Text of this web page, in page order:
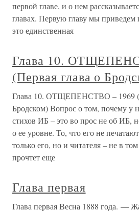
первой главе, и о нем
главах. Первую главу мы приведем
это единственная
Глава 10.
(Первая глава о
Глава 10. ОТЩЕПЕНСТВО – 1969
Бродском) Вопрос о том, почему у
стихов ИБ – это во прос не об ИБ,
о ее уровне. То, что его не
только его, но и читателя – не в
прочтет еще
Глава первая
Глава первая Весна 1888 года. —